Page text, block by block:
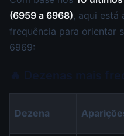
(6959 a 6968), aqui está
frequência para orientar
6969:
Dezena